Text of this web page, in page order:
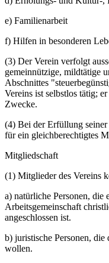
e) Familienarbeit
f) Hilfen in besonderen
(3) Der Verein verfolgt
gemeinnützige, mildtätige
Abschnittes
Vereins ist selbstlos tätig;
Zwecke.
(4) Bei der Erfüllung
für ein gleichberechtigtes
Mitgliedschaft
(1) Mitglieder des Vereins
a) natürliche Personen, die
Arbeitsgemeinschaft
angeschlossen ist.
b) juristische Personen, die
wollen.